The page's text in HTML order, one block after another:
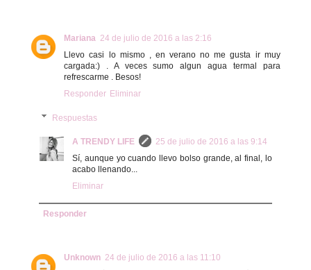
Mariana 24 de julio de 2016 a las 2:16
Llevo casi lo mismo , en verano no me gusta ir muy
cargada:) . A veces sumo algun agua termal para
refrescarme . Besos!
Responder Eliminar
Respuestas
A TRENDY LIFE
25 de julio de 2016 a las 9:14
Sí, aunque yo cuando llevo bolso grande, al final, lo
acabo llenando...
Eliminar
Responder
Unknown 24 de julio de 2016 a las 11:10